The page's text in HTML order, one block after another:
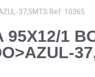
37,5MTS Ref: 10365
95X12/1